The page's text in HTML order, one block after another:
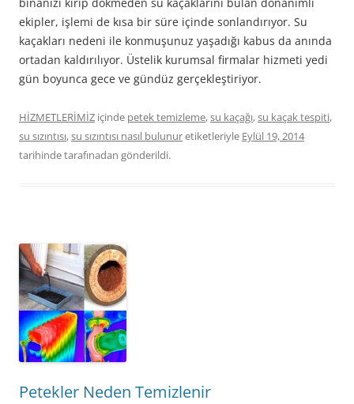
binanızı kırıp dökmeden su kaçaklarını bulan donanımlı
ekipler, işlemi de kısa bir süre içinde sonlandırıyor. Su
kaçakları nedeni ile konmuşunuz yaşadığı kabus da anında
ortadan kaldırılıyor. Üstelik kurumsal firmalar hizmeti yedi
gün boyunca gece ve gündüz gerçekleştiriyor.
HİZMETLERİMİZ içinde petek temizleme,su kaçağı,su kaçak tespiti,
su sızıntısı,su sızıntısı nasıl bulunuretiketleriyle Eylül 19, 2014
tarihindetarafınadan gönderildi.
Petekler Neden Temizlenir